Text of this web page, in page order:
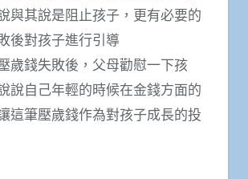
與其說是阻止孩子，更有必要的
後對孩子進行引導
歲錢失敗後，父母勸慰一下孩
說自己年輕的時候在金錢方面的
這筆壓歲錢作為對孩子成長的投